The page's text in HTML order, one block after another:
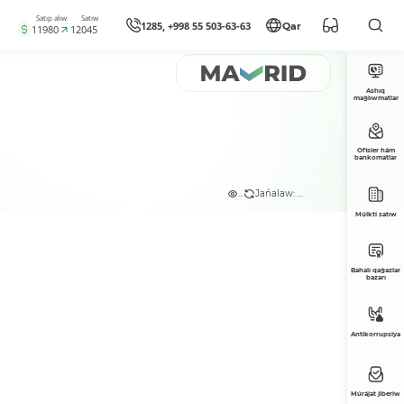
Satıp alıw
11980
Satıw
12045 1285, +998 55 503-63-63 Qar
... Jańalaw: ...
Ashıq
maǵlıwmatlar
Ofisler hám
bankomatlar
Múlkti satıw
Bahalı qaǵazlar
bazarı
Antikorrupsiya
Múrájat jiberiw